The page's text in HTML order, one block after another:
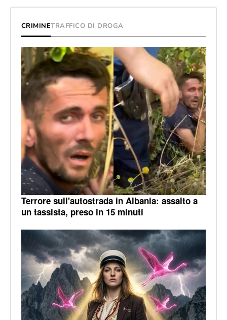
CRIMINETRAFFICO DI DROGA
Terrore sull'autostrada in Albania: assalto a
un tassista, preso in 15 minuti